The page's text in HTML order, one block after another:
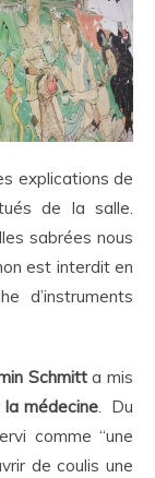
explications de
de la salle.
sabrées nous
est interdit en
d’instruments
Schmitta mis
la médecine. Du
comme “une
de coulis une